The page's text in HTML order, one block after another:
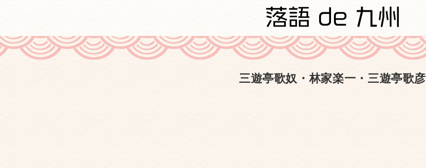
三遊亭歌奴・林家楽一・三遊亭歌彦